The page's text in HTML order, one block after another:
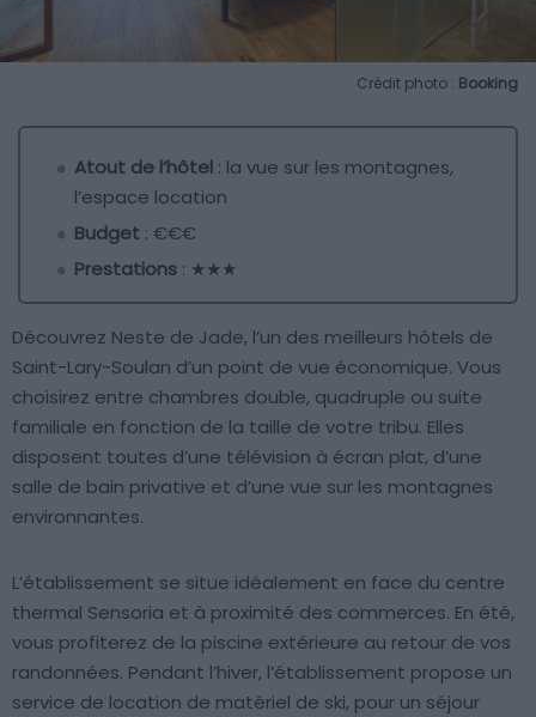
Crédit photo : Booking
Atout de l’hôtel : la vue sur les montagnes,
l’espace location
Budget : €€€
Prestations : ★★★
Découvrez Neste de Jade, l’un des meilleurs hôtels de
Saint-Lary-Soulan d’un point de vue économique. Vous
choisirez entre chambres double, quadruple ou suite
familiale en fonction de la taille de votre tribu. Elles
disposent toutes d’une télévision à écran plat, d’une
salle de bain privative et d’une vue sur les montagnes
environnantes.
L’établissement se situe idéalement en face du centre
thermal Sensoria et à proximité des commerces. En été,
vous profiterez de la piscine extérieure au retour de vos
randonnées. Pendant l’hiver, l’établissement propose un
service de location de matériel de ski, pour un séjour